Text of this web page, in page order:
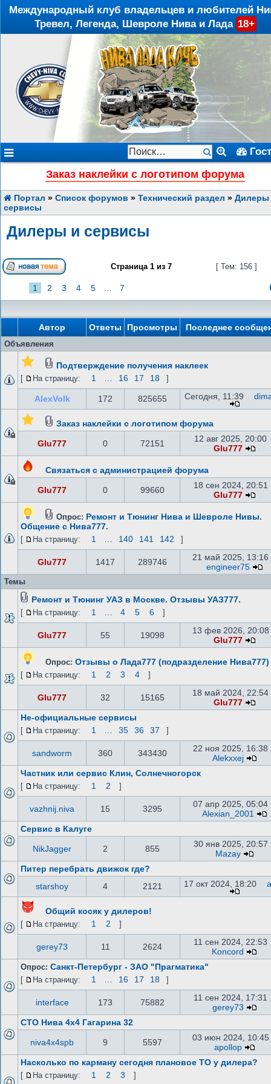
Международный клуб владельцев и любителей
Тревел, Легенда, Шевроле Нива и Лада 18+
Заказ наклейки с логотипом форума
Портал » Список форумов » Технический раздел » Дилеры
сервисы
Дилеры и сервисы
Страница 1 из 7 [ Тем: 156 ]
1 2 3 4 5 7
Автор Ответы Просмотры Последнее
Объявления
Подтверждение получения наклеек
[ На страницу: 1 16 17 18 ]
AlexVolk 172 825655 Сегодня, 11:39
Заказ наклейки с логотипом форума
Glu777 0 72151
12 авг 2025, 20:00
Glu777
Связаться с администрацией форума
Glu777 0 99660
18 сен 2024, 20:51
Glu777
Опрос: Ремонт и Тюнинг Нива и Шевроле Нивы.
Общение с Нива777.
[ На страницу: 1 140 141 142 ]
Glu777 1417 289746
21 май 2025, 13:16
engineer75
Темы
Ремонт и Тюнинг УАЗ в Москве. Отзывы УАЗ777.
[ На страницу: 1 4 5 6 ]
Glu777 55 19098
13 фев 2026, 20:08
Glu777
Опрос: Отзывы о Лада777 (подразделение Нива777)
[ На страницу: 1 2 3 4 ]
Glu777 32 15165
18 май 2024, 22:54
Glu777
Не-официальные сервисы
[ На страницу: 1 35 36 37 ]
sandworm 360 343430
22 ноя 2025, 16:38
Alekxxej
Частник или сервис Клин, Солнечногорск
[ На страницу: 1 2 ]
vazhnij.niva 15 3295
07 апр 2025, 05:04
Alexian_2001
Сервис в Калуге
NikJagger 2 855
30 янв 2025, 20:57
Mazay
Питер перебрать движок где?
starshoy
4 2121 17 окт 2024, 18:20
Общий косяк у дилеров!
[ На страницу: 1 2 ]
gerey73 11 2624
11 сен 2024, 22:53
Koncord
Опрос: Санкт-Петербург - ЗАО "Прагматика"
[ На страницу: 1 16 17 18 ]
interface 173 75882
11 сен 2024, 17:31
gerey73
СТО Нива 4х4 Гагарина 32
niva4x4spb 9 5597
03 июн 2024, 10:45
apollop
Насколько по карману сегодня плановое ТО у дилера?
[ На страницу: 1 2 3 ]